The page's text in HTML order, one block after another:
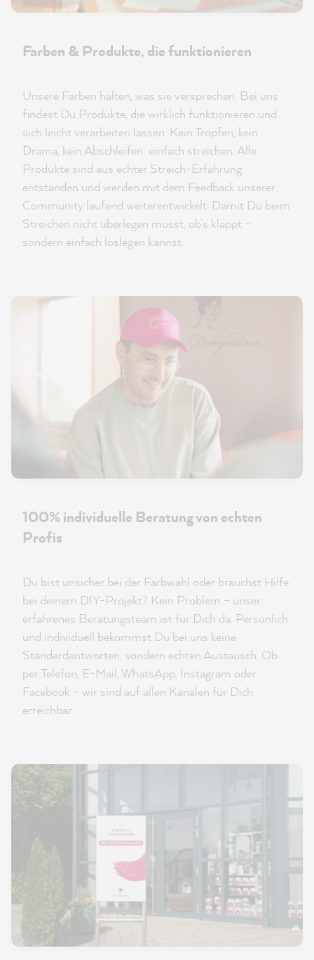
Farben & Produkte, die funktionieren
Unsere Farben halten, was sie versprechen. Bei uns
findest Du Produkte, die wirklich funktionieren und
sich leicht verarbeiten lassen. Kein Tropfen, kein
Drama, kein Abschleifen: einfach streichen. Alle
Produkte sind aus echter Streich-Erfahrung
entstanden und werden mit dem Feedback unserer
Community laufend weiterentwickelt. Damit Du beim
Streichen nicht überlegen musst, ob’s klappt –
sondern einfach loslegen kannst.
100% individuelle Beratung von echten
Profis
Du bist unsicher bei der Farbwahl oder brauchst Hilfe
bei deinem DIY-Projekt? Kein Problem – unser
erfahrenes Beratungsteam ist für Dich da. Persönlich
und individuell bekommst Du bei uns keine
Standardantworten, sondern echten Austausch. Ob
per Telefon, E-Mail, WhatsApp, Instagram oder
Facebook – wir sind auf allen Kanälen für Dich
erreichbar.